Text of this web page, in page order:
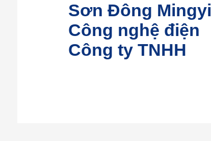
Sơn Đông Mingyi
Công nghệ điện
Công ty TNHH